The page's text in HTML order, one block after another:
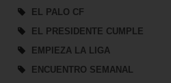
EL PALO CF
EL PRESIDENTE CUMPLE
EMPIEZA LA LIGA
ENCUENTRO SEMANAL